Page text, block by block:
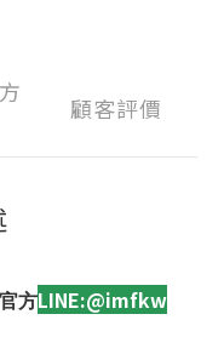
顧客評價
方LINE:@imfkw